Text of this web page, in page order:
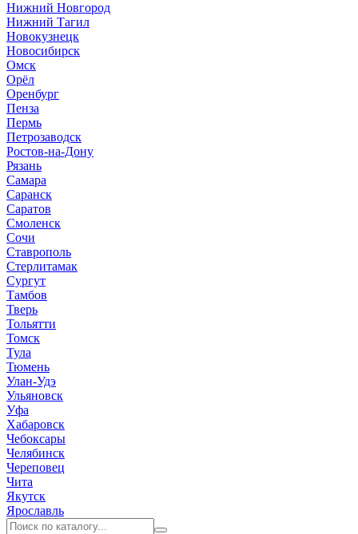
Нижний Новгород
Нижний Тагил
Новокузнецк
Новосибирск
Омск
Орёл
Оренбург
Пенза
Пермь
Петрозаводск
Ростов-на-Дону
Рязань
Самара
Саранск
Саратов
Смоленск
Сочи
Ставрополь
Стерлитамак
Сургут
Тамбов
Тверь
Тольятти
Томск
Тула
Тюмень
Улан-Удэ
Ульяновск
Уфа
Хабаровск
Чебоксары
Челябинск
Череповец
Чита
Якутск
Ярославль